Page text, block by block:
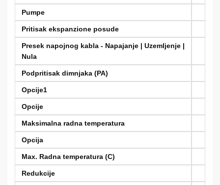
Pumpe
Pritisak ekspanzione posude
Presek napojnog kabla - Napajanje | Uzemljenje |
Nula
Podpritisak dimnjaka (PA)
Opcije1
Opcije
Maksimalna radna temperatura
Opcija
Max. Radna temperatura (C)
Redukcije